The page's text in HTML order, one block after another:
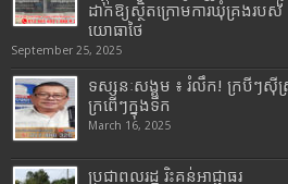
ដាក់ឱ្យស្ថិតក្រោមការឃុំគ្រងរបស់
យោធាថៃ
September 25, 2025
ទស្សនៈសង្គម ៖ រំលឹក! ក្របីៗស៊ីស្
ក្រពើៗក្នុងទឹក
March 16, 2025
ប្រជាពលរដ្ឋ រិះគន់អាជ្ញាធរ